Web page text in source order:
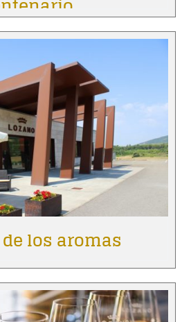
los aromas